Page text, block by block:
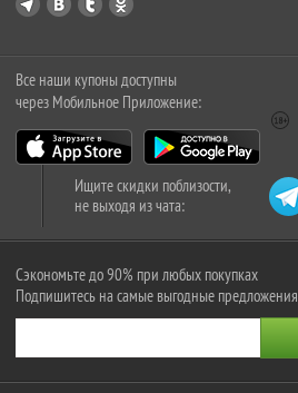
Все наши купоны доступны
через Мобильное Приложение:
Ищите скидки поблизости,
не выходя из чата:
Сэкономьте до 90% при любых покупках
Подпишитесь на самые выгодные предложения